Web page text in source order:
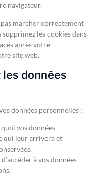
navigateur.
marcher correctement
supprimez les cookies dans
après votre
site web.
données
données personnelles :
vos données
qui leur arrivera et
à vos données